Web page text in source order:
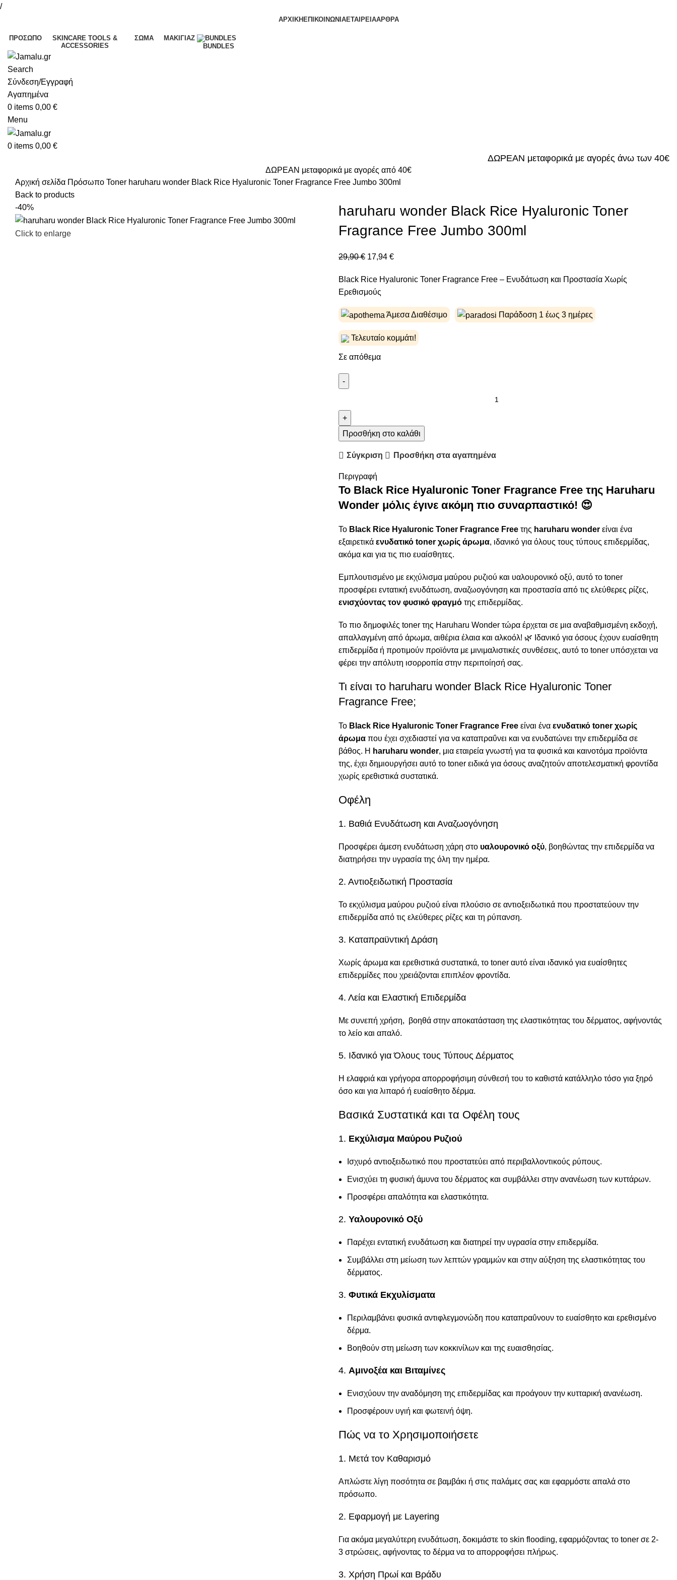
/
ΑΡΧΙΚΗ ΕΠΙΚΟΙΝΩΝΙΑΕΤΑΙΡΕΙΑΑΡΘΡΑ
ΠΡΌΣΩΠΟ
SKINCARE TOOLS &
ACCESSORIES
ΣΏΜΑ
ΜΑΚΙΓΙΆΖ
BUNDLES
Search
Σύνδεση/Εγγραφή
Αγαπημένα
0 items 0,00 €
Menu
0 items 0,00 €
ΔΩΡΕΑΝ μεταφορικά με αγορές άνω των 40€
ΔΩΡΕΑΝ μεταφορικά με αγορές από 40€
Αρχική σελίδα Πρόσωπο Toner haruharu wonder Black Rice Hyaluronic Toner Fragrance Free Jumbo 300ml
Back to products
-40%
Click to enlarge
haruharu wonder Black Rice Hyaluronic Toner
Fragrance Free Jumbo 300ml
29,90€ 17,94 €
Black Rice Hyaluronic Toner Fragrance Free – Ενυδάτωση και Προστασία Χωρίς
Ερεθισμούς
Άμεσα Διαθέσιμο Παράδοση 1 έως 3 ημέρες
Τελευταίο κομμάτι!
Σε απόθεμα
Προσθήκη στο καλάθι
Σύγκριση Προσθήκη στα αγαπημένα
Περιγραφή
Το Black Rice Hyaluronic Toner Fragrance Free της Haruharu
Wonder μόλις έγινε ακόμη πιο συναρπαστικό! 😍
Το Black Rice Hyaluronic Toner Fragrance Free της haruharu wonder είναι ένα
εξαιρετικά ενυδατικό toner χωρίς άρωμα, ιδανικό για όλους τους τύπους επιδερμίδας,
ακόμα και για τις πιο ευαίσθητες.
Εμπλουτισμένο με εκχύλισμα μαύρου ρυζιού και υαλουρονικό οξύ, αυτό το toner
προσφέρει εντατική ενυδάτωση, αναζωογόνηση και προστασία από τις ελεύθερες ρίζες,
ενισχύοντας τον φυσικό φραγμό της επιδερμίδας.
To πιο δημοφιλές toner της Haruharu Wonder τώρα έρχεται σε μια αναβαθμισμένη εκδοχή,
απαλλαγμένη από άρωμα, αιθέρια έλαια και αλκοόλ! 🌿 Ιδανικό για όσους έχουν ευαίσθητη
επιδερμίδα ή προτιμούν προϊόντα με μινιμαλιστικές συνθέσεις, αυτό το toner υπόσχεται να
φέρει την απόλυτη ισορροπία στην περιποίησή σας.
Τι είναι το haruharu wonder Black Rice Hyaluronic Toner
Fragrance Free;
Το Black Rice Hyaluronic Toner Fragrance Free είναι ένα ενυδατικό toner χωρίς
άρωμα που έχει σχεδιαστεί για να καταπραΰνει και να ενυδατώνει την επιδερμίδα σε
βάθος. Η haruharu wonder, μια εταιρεία γνωστή για τα φυσικά και καινοτόμα προϊόντα
της, έχει δημιουργήσει αυτό το toner ειδικά για όσους αναζητούν αποτελεσματική φροντίδα
χωρίς ερεθιστικά συστατικά.
Οφέλη
1. Βαθιά Ενυδάτωση και Αναζωογόνηση
Προσφέρει άμεση ενυδάτωση χάρη στο υαλουρονικό οξύ, βοηθώντας την επιδερμίδα να
διατηρήσει την υγρασία της όλη την ημέρα.
2. Αντιοξειδωτική Προστασία
Το εκχύλισμα μαύρου ρυζιού είναι πλούσιο σε αντιοξειδωτικά που προστατεύουν την
επιδερμίδα από τις ελεύθερες ρίζες και τη ρύπανση.
3. Καταπραϋντική Δράση
Χωρίς άρωμα και ερεθιστικά συστατικά, το toner αυτό είναι ιδανικό για ευαίσθητες
επιδερμίδες που χρειάζονται επιπλέον φροντίδα.
4. Λεία και Ελαστική Επιδερμίδα
Με συνεπή χρήση, βοηθά στην αποκατάσταση της ελαστικότητας του δέρματος, αφήνοντάς
το λείο και απαλό.
5. Ιδανικό για Όλους τους Τύπους Δέρματος
Η ελαφριά και γρήγορα απορροφήσιμη σύνθεσή του το καθιστά κατάλληλο τόσο για ξηρό
όσο και για λιπαρό ή ευαίσθητο δέρμα.
Βασικά Συστατικά και τα Οφέλη τους
1. Εκχύλισμα Μαύρου Ρυζιού
Ισχυρό αντιοξειδωτικό που προστατεύει από περιβαλλοντικούς ρύπους.
Ενισχύει τη φυσική άμυνα του δέρματος και συμβάλλει στην ανανέωση των κυττάρων.
Προσφέρει απαλότητα και ελαστικότητα.
2. Υαλουρονικό Οξύ
Παρέχει εντατική ενυδάτωση και διατηρεί την υγρασία στην επιδερμίδα.
Συμβάλλει στη μείωση των λεπτών γραμμών και στην αύξηση της ελαστικότητας του
δέρματος.
3. Φυτικά Εκχυλίσματα
Περιλαμβάνει φυσικά αντιφλεγμονώδη που καταπραΰνουν το ευαίσθητο και ερεθισμένο
δέρμα.
Βοηθούν στη μείωση των κοκκινίλων και της ευαισθησίας.
4. Αμινοξέα και Βιταμίνες
Ενισχύουν την αναδόμηση της επιδερμίδας και προάγουν την κυτταρική ανανέωση.
Προσφέρουν υγιή και φωτεινή όψη.
Πώς να το Χρησιμοποιήσετε
1. Μετά τον Καθαρισμό
Απλώστε λίγη ποσότητα σε βαμβάκι ή στις παλάμες σας και εφαρμόστε απαλά στο
πρόσωπο.
2. Εφαρμογή με Layering
Για ακόμα μεγαλύτερη ενυδάτωση, δοκιμάστε το skin flooding, εφαρμόζοντας το toner σε 2-
3 στρώσεις, αφήνοντας το δέρμα να το απορροφήσει πλήρως.
3. Χρήση Πρωί και Βράδυ